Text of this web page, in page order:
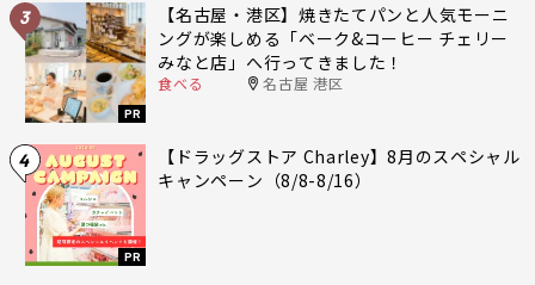
3
PR
【名古屋・港区】焼きたてパンと人気モーニ
ングが楽しめる「ベーク&コーヒー チェリー
みなと店」へ行ってきました！
食べる 名古屋 港区
4
PR
【ドラッグストア Charley】8月のスペシャル
キャンペーン（8/8-8/16）